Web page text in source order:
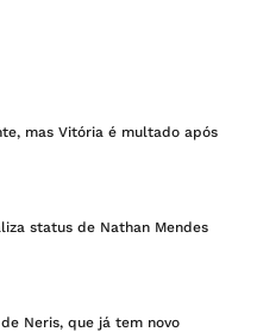
mas Vitória é multado após
status de Nathan Mendes
Neris, que já tem novo